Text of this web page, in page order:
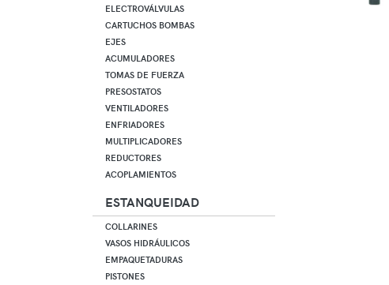
ELECTROVÁLVULAS
CARTUCHOS BOMBAS
EJES
ACUMULADORES
TOMAS DE FUERZA
PRESOSTATOS
VENTILADORES
ENFRIADORES
MULTIPLICADORES
REDUCTORES
ACOPLAMIENTOS
ESTANQUEIDAD
COLLARINES
VASOS HIDRÁULICOS
EMPAQUETADURAS
PISTONES